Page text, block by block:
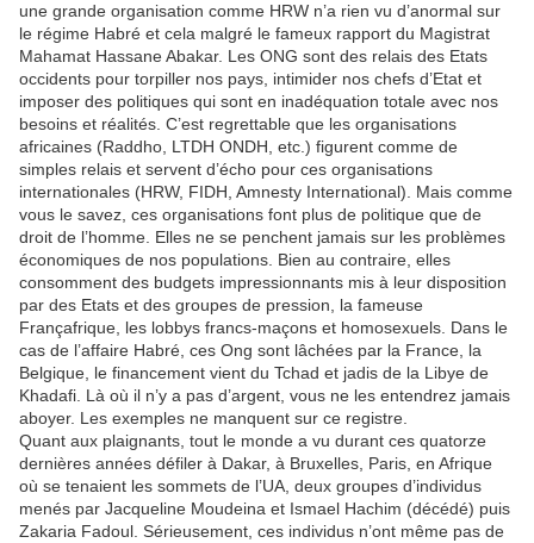
une grande organisation comme HRW n’a rien vu d’anormal sur
le régime Habré et cela malgré le fameux rapport du Magistrat
Mahamat Hassane Abakar. Les ONG sont des relais des Etats
occidents pour torpiller nos pays, intimider nos chefs d’Etat et
imposer des politiques qui sont en inadéquation totale avec nos
besoins et réalités. C’est regrettable que les organisations
africaines (Raddho, LTDH ONDH, etc.) figurent comme de
simples relais et servent d’écho pour ces organisations
internationales (HRW, FIDH, Amnesty International). Mais comme
vous le savez, ces organisations font plus de politique que de
droit de l’homme. Elles ne se penchent jamais sur les problèmes
économiques de nos populations. Bien au contraire, elles
consomment des budgets impressionnants mis à leur disposition
par des Etats et des groupes de pression, la fameuse
Françafrique, les lobbys francs-maçons et homosexuels. Dans le
cas de l’affaire Habré, ces Ong sont lâchées par la France, la
Belgique, le financement vient du Tchad et jadis de la Libye de
Khadafi. Là où il n’y a pas d’argent, vous ne les entendrez jamais
aboyer. Les exemples ne manquent sur ce registre.
Quant aux plaignants, tout le monde a vu durant ces quatorze
dernières années défiler à Dakar, à Bruxelles, Paris, en Afrique
où se tenaient les sommets de l’UA, deux groupes d’individus
menés par Jacqueline Moudeina et Ismael Hachim (décédé) puis
Zakaria Fadoul. Sérieusement, ces individus n’ont même pas de